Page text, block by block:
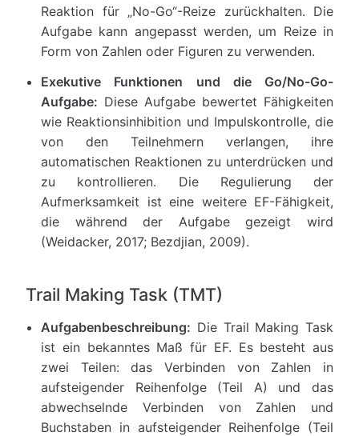
Reaktion für „No-Go“-Reize zurückhalten. Die
Aufgabe kann angepasst werden, um Reize in
Form von Zahlen oder Figuren zu verwenden.
Exekutive Funktionen und die Go/No-Go-
Aufgabe: Diese Aufgabe bewertet Fähigkeiten
wie Reaktionsinhibition und Impulskontrolle, die
von den Teilnehmern verlangen, ihre
automatischen Reaktionen zu unterdrücken und
zu kontrollieren. Die Regulierung der
Aufmerksamkeit ist eine weitere EF-Fähigkeit,
die während der Aufgabe gezeigt wird
(Weidacker, 2017; Bezdjian, 2009).
Trail Making Task (TMT)
Aufgabenbeschreibung: Die Trail Making Task
ist ein bekanntes Maß für EF. Es besteht aus
zwei Teilen: das Verbinden von Zahlen in
aufsteigender Reihenfolge (Teil A) und das
abwechselnde Verbinden von Zahlen und
Buchstaben in aufsteigender Reihenfolge (Teil